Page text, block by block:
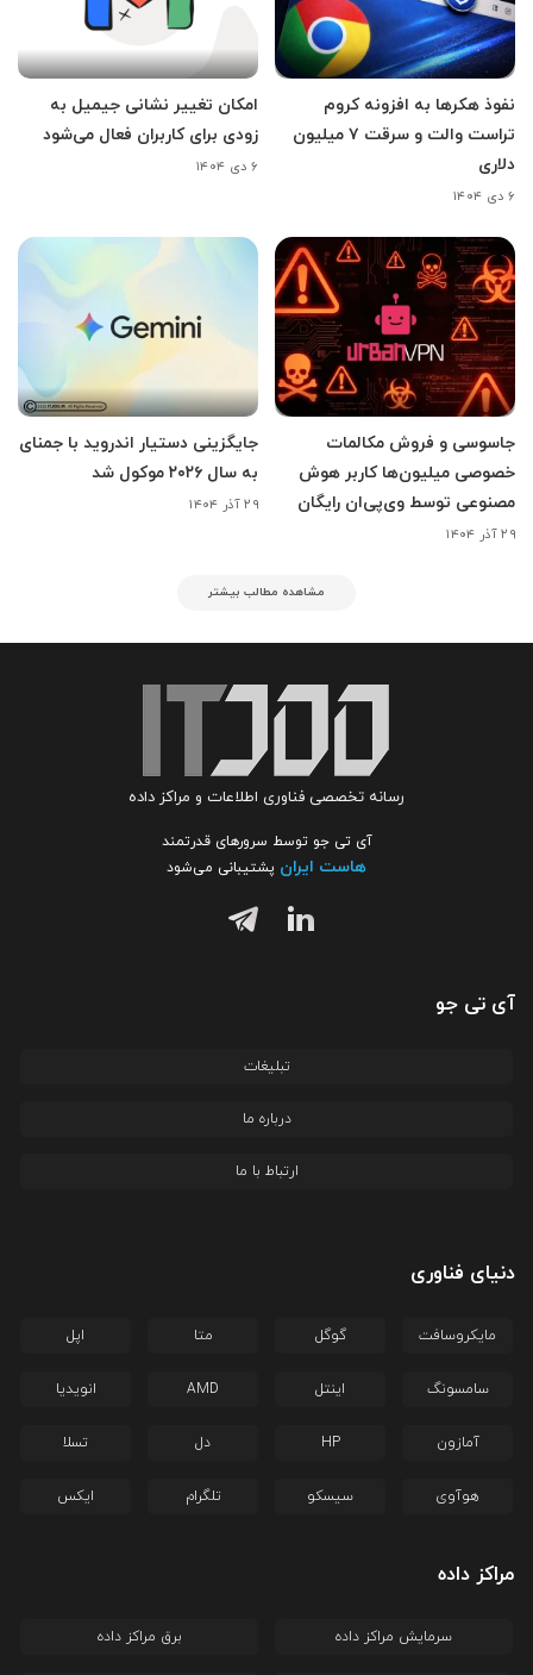
نفوذ هکرها به افزونه کروم
تراست والت و سرقت ۷ میلیون
دلاری
۶ دی ۱۴۰۴
امکان تغییر نشانی جیمیل به
زودی برای کاربران فعال می‌شود
۶ دی ۱۴۰۴
جاسوسی و فروش مکالمات
خصوصی میلیون‌ها کاربر هوش
مصنوعی توسط وی‌پی‌ان رایگان
۲۹ آذر ۱۴۰۴
جایگزینی دستیار اندروید با جمنای
به سال ۲۰۲۶ موکول شد
۲۹ آذر ۱۴۰۴
مشاهده مطالب بیشتر
رسانه تخصصی فناوری اطلاعات و مراکز داده
آی تی جو توسط سرورهای قدرتمند
هاست ایران پشتیبانی می‌شود
آی تی جو
تبلیغات
درباره ما
ارتباط با ما
دنیای فناوری
مایکروسافت گوگل متا اپل
سامسونگ اینتل AMD انویدیا
آمازون HP دل تسلا
هوآوی سیسکو تلگرام ایکس
مراکز داده
سرمایش مراکز داده برق مراکز داده